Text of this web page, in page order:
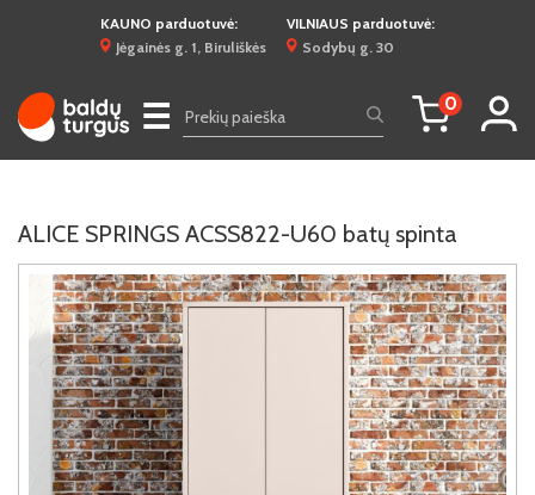
KAUNO parduotuvė:
Jėgainės g. 1, Biruliškės
VILNIAUS parduotuvė:
Sodybų g. 30
☰ 0
ALICE SPRINGS ACSS822-U60 batų spinta